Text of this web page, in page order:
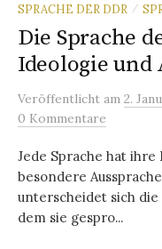
SPRACHE DER DDR /
Die Sprache
Ideologie und
Veröffentlicht am 2.
0 Kommentare
Jede Sprache hat
besondere
unterscheidet sich die
dem sie gespro...